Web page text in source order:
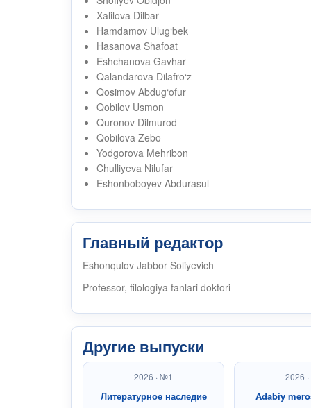
Xalilova Dilbar
Hamdamov Ulug‘bek
Hasanova Shafoat
Eshchanova Gavhar
Qalandarova Dilafro‘z
Qosimov Abdug‘ofur
Qobilov Usmon
Quronov Dilmurod
Qobilova Zebo
Yodgorova Mehribon
Chulliyeva Nilufar
Eshonboboyev Abdurasul
Главный редактор
Eshonqulov Jabbor Soliyevich
Professor, filologiya fanlari doktori
Другие выпуски
2026 · №1
Литературное наследие
2026
Adabiy